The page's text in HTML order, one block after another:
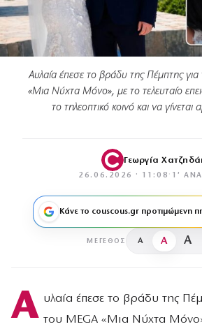
Αυλαία έπεσε το βράδυ της Πέμπτης
«Μια Νύχτα Μόνο», με το τελευταίο
το τηλεοπτικό κοινό και να
Γεωργία
26.06.2026 · 11:08 · 1′
Κάνε το couscous.gr προτιμώμενη
ΜΈΓΕΘΟΣ A A A
Α υλαία έπεσε το βράδυ της
του MEGA «Μια Νύχτα